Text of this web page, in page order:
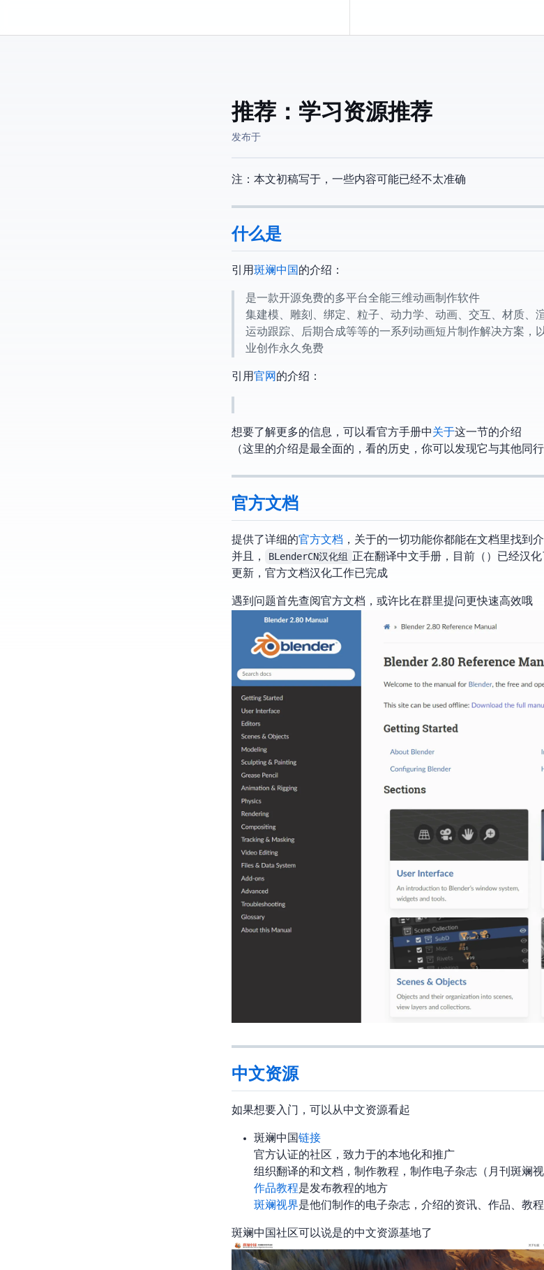
推荐：Blender学习资源推荐
发布于
注：本文初稿写于2019/07/25，一些内容可能已经不太准确
什么是Blender
引用斑斓中国 的介绍：
BLENDER是一款开源免费的多平台全能三维动画制作软件
Blender集建模、雕刻、绑定、粒子、动力学、动画、交互、材质
运动跟踪、后期合成等等的一系列动画短片制作解决方案，以python
业创作永久免费
引用Blender官网 的介绍：
想要了解更多Blender的信息，可以看官方手册中关于Blender这一节的介绍
（这里的介绍是最全面的，看Blender的历史，你可以发现它与其他
官方文档
Blender提供了详细的官方文档 ，关于Blender的一切功能你都能在文档里找到
并且，
BLenderCN汉化组
正在翻译中文手册，目前（2019/08/05）已经汉化了
(2019/09/14更新，官方文档汉化工作已完成
遇到问题首先查阅官方文档，或许比在群里提问更快速高效哦
中文资源
如果想要入门BLender，可以从中文资源看起
斑斓中国链接
Blender官方认证的社区，致力于Blender的本地化和推广
组织翻译Blender的UI和文档，制作教程，制作电子杂志（月刊-斑
作品/教程是发布教程的地方
斑斓视界是他们制作的电子杂志，介绍Blender的资讯、作品、教程
斑斓中国社区可以说是Blender的中文资源基地了